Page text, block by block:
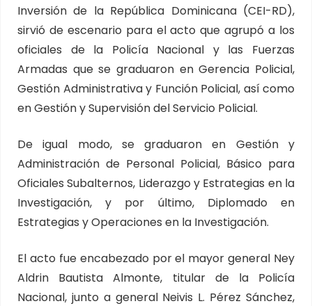
Inversión de la República Dominicana (CEI-RD),
sirvió de escenario para el acto que agrupó a los
oficiales de la Policía Nacional y las Fuerzas
Armadas que se graduaron en Gerencia Policial,
Gestión Administrativa y Función Policial, así como
en Gestión y Supervisión del Servicio Policial.
De igual modo, se graduaron en Gestión y
Administración de Personal Policial, Básico para
Oficiales Subalternos, Liderazgo y Estrategias en la
Investigación, y por último, Diplomado en
Estrategias y Operaciones en la Investigación.
El acto fue encabezado por el mayor general Ney
Aldrin Bautista Almonte, titular de la Policía
Nacional, junto a general Neivis L. Pérez Sánchez,